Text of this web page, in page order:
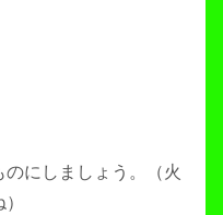
にしましょう。（火